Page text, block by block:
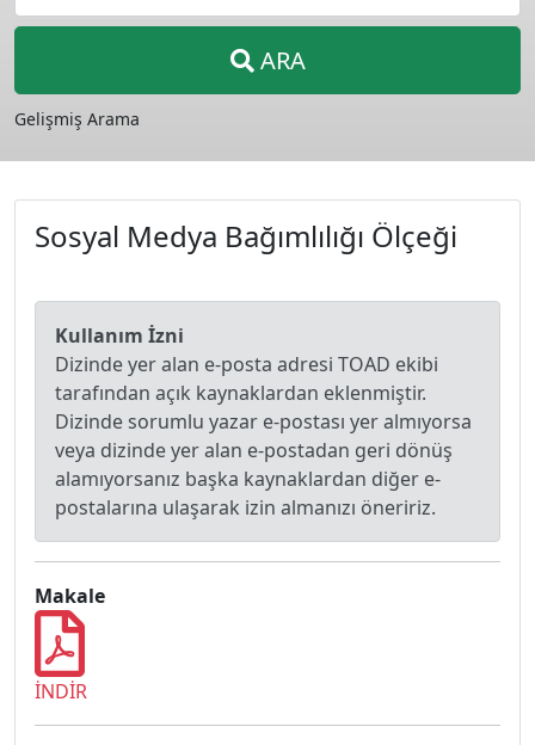
ARA
Gelişmiş Arama
Sosyal Medya Bağımlılığı Ölçeği
Kullanım İzni
Dizinde yer alan e-posta adresi TOAD ekibi
tarafından açık kaynaklardan eklenmiştir.
Dizinde sorumlu yazar e-postası yer almıyorsa
veya dizinde yer alan e-postadan geri dönüş
alamıyorsanız başka kaynaklardan diğer e-
postalarına ulaşarak izin almanızı öneririz.
Makale
İNDİR